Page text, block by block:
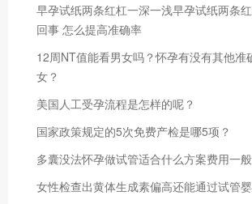
早孕试纸两条红杠一深一浅早孕试纸两条
回事 怎么提高准确率
12周NT值能看男女吗？怀孕有没有其他准
女？
美国人工受孕流程是怎样的呢？
国家政策规定的5次免费产检是哪5项？
多囊没法怀孕做试管适合什么方案费用一
女性检查出黄体生成素偏高还能通过试管